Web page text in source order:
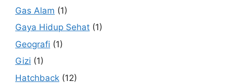
Gas Alam (1)
Gaya Hidup Sehat (1)
Geografi (1)
Gizi (1)
Hatchback (12)